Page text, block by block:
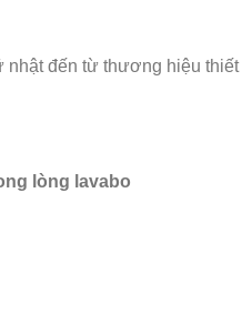
đến từ thương hiệu
lòng lavabo